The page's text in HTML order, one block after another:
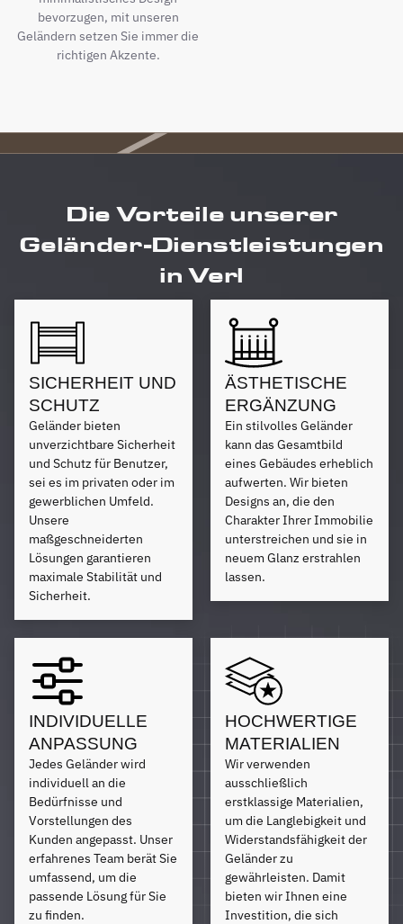
bevorzugen, mit unseren
Geländern setzen Sie immer die
richtigen Akzente.
Die Vorteile unserer
Geländer-Dienstleistungen
in Verl
SICHERHEIT UND
SCHUTZ
Geländer bieten
unverzichtbare Sicherheit
und Schutz für Benutzer,
sei es im privaten oder im
gewerblichen Umfeld.
Unsere
maßgeschneiderten
Lösungen garantieren
maximale Stabilität und
Sicherheit.
ÄSTHETISCHE
ERGÄNZUNG
Ein stilvolles Geländer
kann das Gesamtbild
eines Gebäudes erheblich
aufwerten. Wir bieten
Designs an, die den
Charakter Ihrer Immobilie
unterstreichen und sie in
neuem Glanz erstrahlen
lassen.
INDIVIDUELLE
ANPASSUNG
Jedes Geländer wird
individuell an die
Bedürfnisse und
Vorstellungen des
Kunden angepasst. Unser
erfahrenes Team berät Sie
umfassend, um die
passende Lösung für Sie
zu finden.
HOCHWERTIGE
MATERIALIEN
Wir verwenden
ausschließlich
erstklassige Materialien,
um die Langlebigkeit und
Widerstandsfähigkeit der
Geländer zu
gewährleisten. Damit
bieten wir Ihnen eine
Investition, die sich